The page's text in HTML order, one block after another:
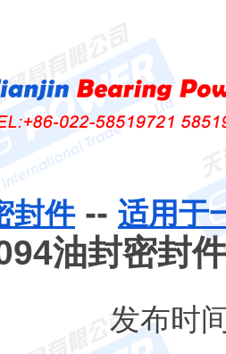
封件-- 适用于
油封密封件
发布时